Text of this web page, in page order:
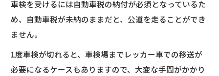
車検を受けるには自動車税の納付が必須となっているた
め、自動車税が未納のままだと、公道を走ることができ
ません。
1度車検が切れると、車検場までレッカー車での移送が
必要になるケースもありますので、大変な手間がかかり